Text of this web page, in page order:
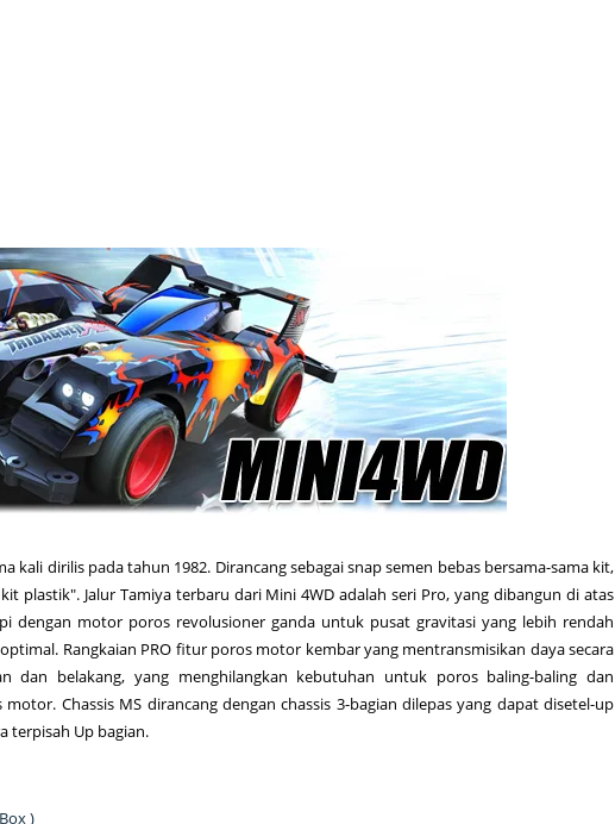
kali dirilis pada tahun 1982. Dirancang sebagaisnapsemen bebas bersama-sama kit,
plastik". Jalur Tamiya terbaru dari Mini 4WD adalah seri Pro, yang dibangun di atas
dengan motor poros revolusioner ganda untuk pusat gravitasi yang lebih rendah
optimal. Rangkaian PRO fitur poros motor kembar yang mentransmisikan daya secara
dan belakang, yang menghilangkan kebutuhan untuk poros baling-baling dan
motor. Chassis MS dirancang dengan chassis 3-bagian dilepas yang dapat disetel-up
terpisah Up bagian.
)